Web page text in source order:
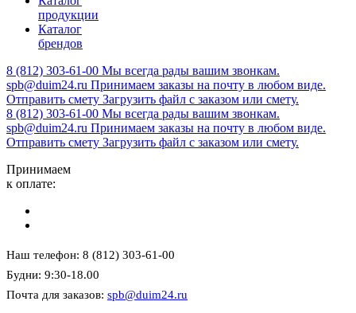
продукции
Каталог
брендов
8 (812) 303-61-00 Мы всегда рады вашим звонкам.
spb@duim24.ru Принимаем заказы на почту в любом виде.
Отправить смету Загрузить файл с заказом или смету.
8 (812) 303-61-00 Мы всегда рады вашим звонкам.
spb@duim24.ru Принимаем заказы на почту в любом виде.
Отправить смету Загрузить файл с заказом или смету.
Принимаем
к оплате:
Наш телефон: 8 (812) 303-61-00
Будни: 9:30-18.00
Почта для заказов: spb@duim24.ru